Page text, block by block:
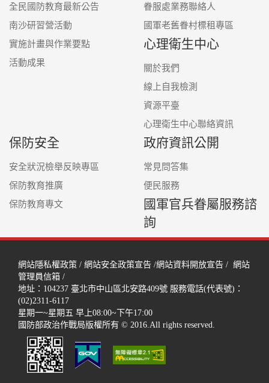
全民國防教育最新公告
南沙研習營活動
實施計畫與作業要點
活動成果
眷服處業務聯絡人
國軍老舊眷村標租專區
心理衛生中心
關於我們
線上自我檢測
資源平臺
心理衛生中心聯絡資訊
保防安全
安全狀況檢舉反映專區
保防教育推廣
保防教育專文
政府資訊公開
常見問答集
便民服務
國軍官兵眷屬服務諮
詢
網站隱私權政策 / 網站安全政策宣告 /網站資料開放宣告 / 網站
管理員信箱 /
地址：104237 臺北市中山區北安路409號 服務電話(代表號)：
(02)2311-6117
星期一~星期五 早上08:00~下午17:00
國防部政治作戰局版權所有 © 2016.All rights reserved.